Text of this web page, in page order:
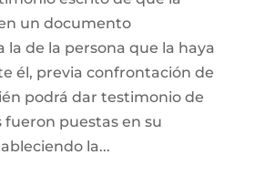
un documento
la de la persona que la haya
él, previa confrontación de
podrá dar testimonio de
fueron puestas en su
la...